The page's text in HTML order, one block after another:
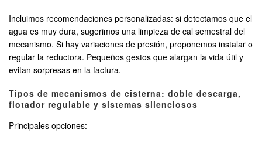
Incluimos recomendaciones personalizadas: si detectamos que el
agua es muy dura, sugerimos una limpieza de cal semestral del
mecanismo. Si hay variaciones de presión, proponemos instalar o
regular la reductora. Pequeños gestos que alargan la vida útil y
evitan sorpresas en la factura.
Tipos de mecanismos de cisterna: doble descarga,
flotador regulable y sistemas silenciosos
Principales opciones: